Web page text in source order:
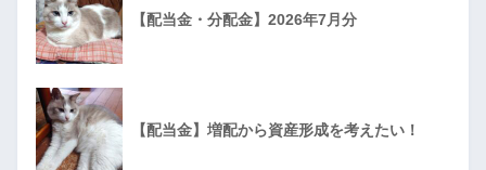
【配当金・分配金】2026年7月分
【配当金】増配から資産形成を考えたい！